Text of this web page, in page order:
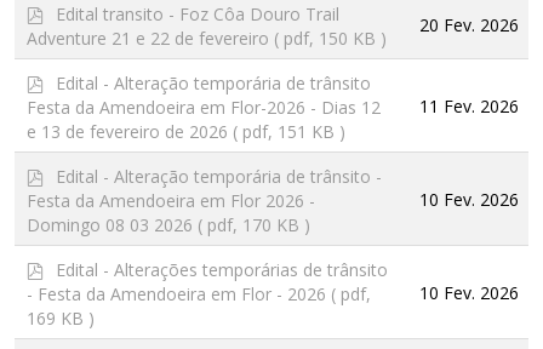
d
f
Edital transito - Foz Côa Douro Trail
Adventure 21 e 22 de fevereiro ( pdf, 150 KB )
20 Fev. 2026
d
f
Edital - Alteração temporária de trânsito
Festa da Amendoeira em Flor-2026 - Dias 12
e 13 de fevereiro de 2026 ( pdf, 151 KB )
11 Fev. 2026
d
f
Edital - Alteração temporária de trânsito -
Festa da Amendoeira em Flor 2026 -
Domingo 08 03 2026 ( pdf, 170 KB )
10 Fev. 2026
d
f
Edital - Alterações temporárias de trânsito
- Festa da Amendoeira em Flor - 2026 ( pdf,
169 KB )
10 Fev. 2026